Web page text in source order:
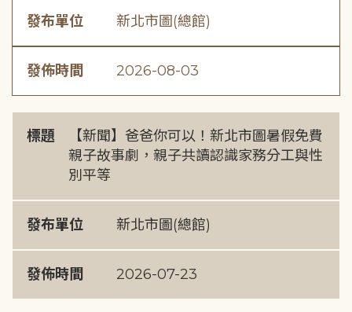
發布單位 新北市圖(總館)
發佈時間 2026-08-03
標題
【新聞】爸爸你可以！新北市圖暑假免費
親子故事劇，親子共讀認識家務分工與性
別平等
發布單位 新北市圖(總館)
發佈時間 2026-07-23